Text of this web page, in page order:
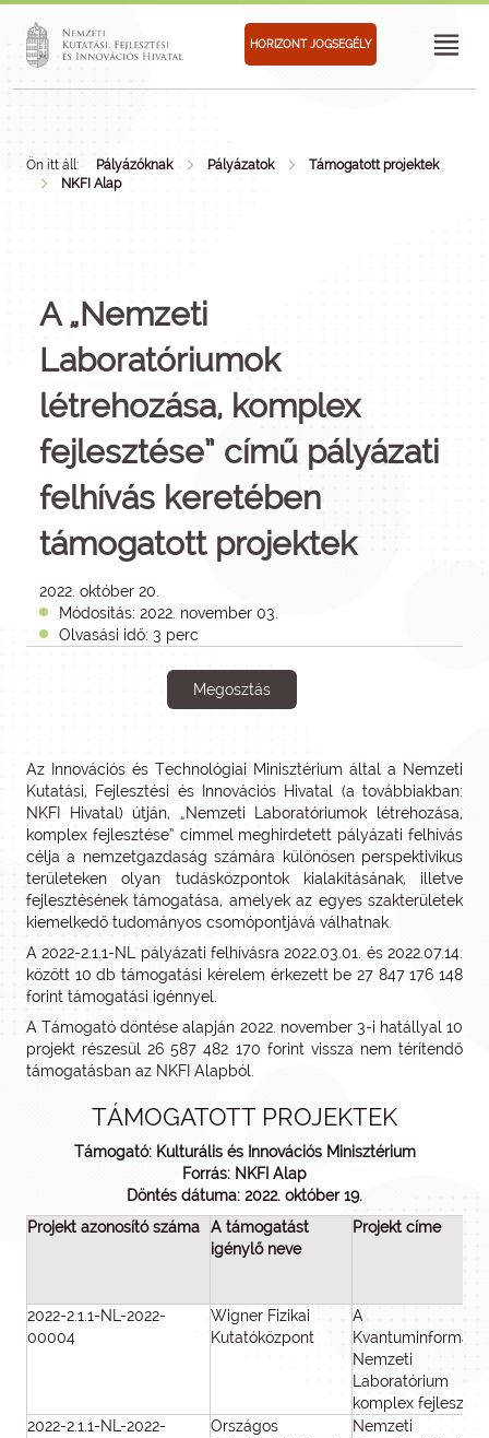
HORIZONT JOGSEGÉLY
Ön itt áll: Pályázóknak Pályázatok
Támogatott projektek
NKFI Alap
A „Nemzeti
Laboratóriumok
létrehozása, komplex
fejlesztése” című pályázati
felhívás keretében
támogatott projektek
2022. október 20.
Módosítás: 2022. november 03.
Olvasási idő: 3 perc
Megosztás
Az Innovációs és Technológiai Minisztérium által a Nemzeti
Kutatási, Fejlesztési és Innovációs Hivatal (a továbbiakban:
NKFI Hivatal) útján, „Nemzeti Laboratóriumok létrehozása,
komplex fejlesztése” címmel meghirdetett pályázati felhívás
célja a nemzetgazdaság számára különösen perspektivikus
területeken olyan tudásközpontok kialakításának, illetve
fejlesztésének támogatása, amelyek az egyes szakterületek
kiemelkedő tudományos csomópontjává válhatnak.
A 2022-2.1.1-NL pályázati felhívásra 2022.03.01. és 2022.07.14.
között 10 db támogatási kérelem érkezett be 27 847 176 148
forint támogatási igénnyel.
A Támogató döntése alapján 2022. november 3-i hatállyal 10
projekt részesül 26 587 482 170 forint vissza nem térítendő
támogatásban az NKFI Alapból.
TÁMOGATOTT PROJEKTEK
Támogató: Kulturális és Innovációs Minisztérium
Forrás: NKFI Alap
Döntés dátuma: 2022. október 19.
Projekt azonosító száma
A támogatást
igénylő neve
Projekt címe
2022-2.1.1-NL-2022-
00004
Wigner Fizikai
Kutatóközpont
A
Nemzeti
Laboratórium
komplex
2022-2.1.1-NL-2022-
Országos
Nemzeti